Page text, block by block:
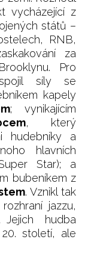
vycházející z
států –
RNB,
za
Pro
síly se
kapely
; vynikajícím
, který
hudebníky a
hlavních
Star); a
bubeníkem z
. Vznikl tak
jazzu,
Jejich hudba
století, ale